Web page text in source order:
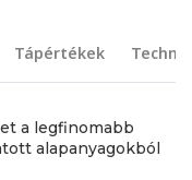
Tápértékek
a legfinomabb
alapanyagokból